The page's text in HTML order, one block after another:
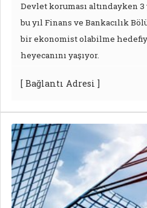
Devlet koruması altındayken
bu yıl Finans ve Bankacılık
bir ekonomist olabilme
heyecanını yaşıyor.
[ Bağlantı Adresi ]